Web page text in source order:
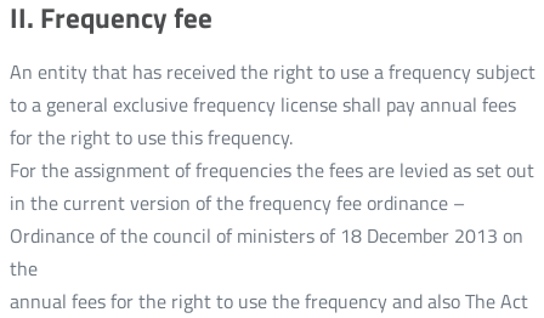
II. Frequency fee
An entity that has received the right to use a frequency subject
to a general exclusive frequency license shall pay annual fees
for the right to use this frequency.
For the assignment of frequencies the fees are levied as set out
in the current version of the frequency fee ordinance –
Ordinance of the council of ministers of 18 December 2013 on
the
annual fees for the right to use the frequency and also The Act